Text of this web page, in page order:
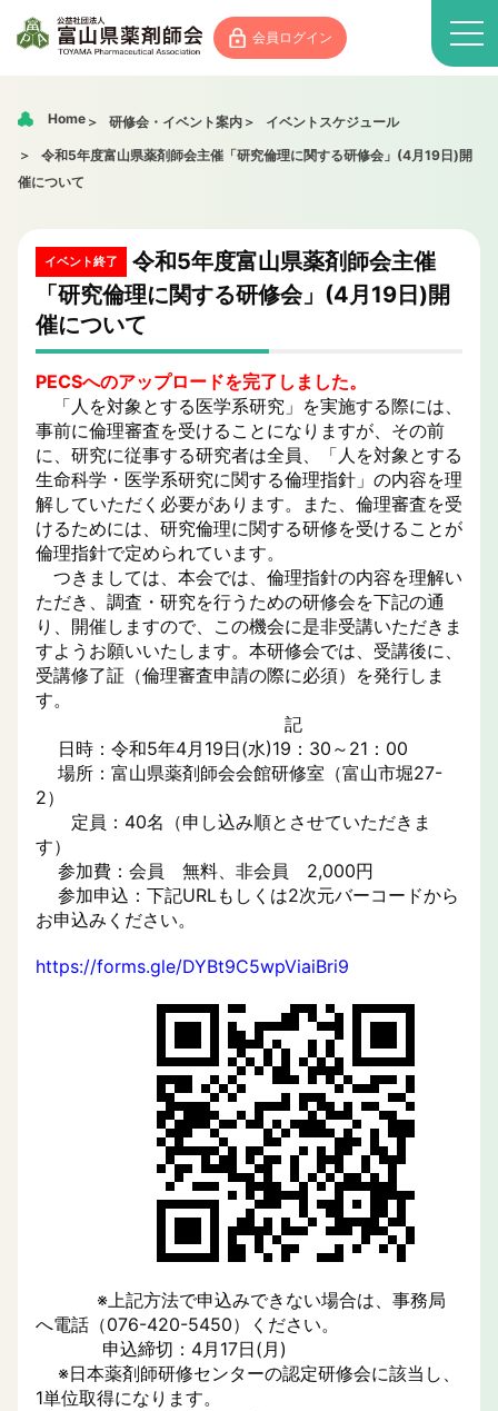
会員ログイン
Home 研修会・イベント案内
イベントスケジュール
令和5年度富山県薬剤師会主催「研究倫理に関する研修会」(4月19日)開
催について
イベント終了
令和5年度富山県薬剤師会主催
「研究倫理に関する研修会」(4月19日)開
催について
PECSへのアップロードを完了しました。
「人を対象とする医学系研究」を実施する際には、
事前に倫理審査を受けることになりますが、その前
に、研究に従事する研究者は全員、「人を対象とする
生命科学・医学系研究に関する倫理指針」の内容を理
解していただく必要があります。また、倫理審査を受
けるためには、研究倫理に関する研修を受けることが
倫理指針で定められています。
つきましては、本会では、倫理指針の内容を理解い
ただき、調査・研究を行うための研修会を下記の通
り、開催しますので、この機会に是非受講いただきま
すようお願いいたします。本研修会では、受講後に、
受講修了証（倫理審査申請の際に必須）を発行しま
す。
記
日時：令和5年4月19日(水)19：30～21：00
場所：富山県薬剤師会会館研修室（富山市堀27-
2）
定員：40名（申し込み順とさせていただきま
す）
参加費：会員 無料、非会員 2,000円
参加申込：下記URLもしくは2次元バーコードから
お申込みください。
https://forms.gle/DYBt9C5wpViaiBri9
※上記方法で申込みできない場合は、事務局
へ電話（076-420-5450）ください。
申込締切：4月17日(月)
※日本薬剤師研修センターの認定研修会に該当し、
1単位取得になります。